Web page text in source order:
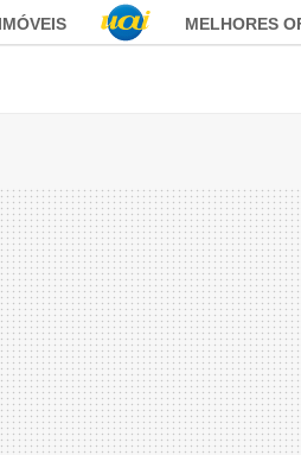
IMÓVEIS MELHORES